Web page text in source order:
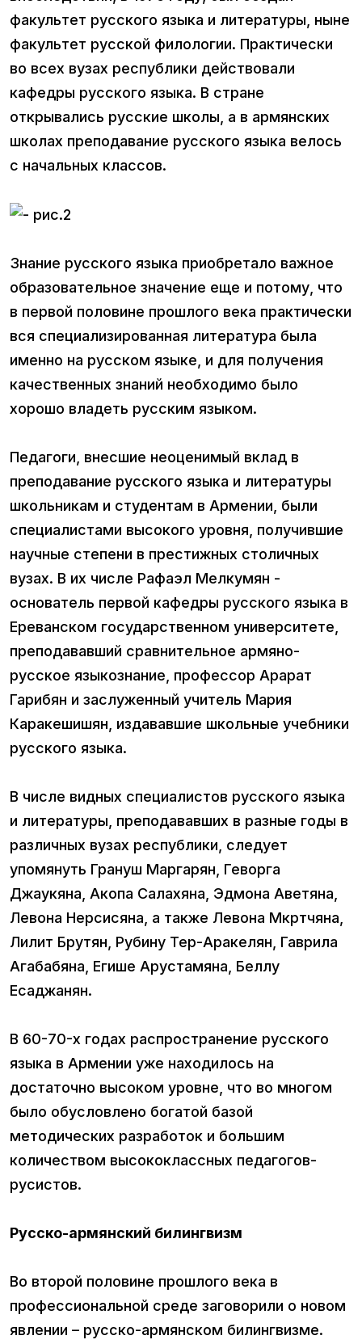
факультет русского языка и литературы, ныне
факультет русской филологии. Практически
во всех вузах республики действовали
кафедры русского языка. В стране
открывались русские школы, а в армянских
школах преподавание русского языка велось
с начальных классов.
Знание русского языка приобретало важное
образовательное значение еще и потому, что
в первой половине прошлого века практически
вся специализированная литература была
именно на русском языке, и для получения
качественных знаний необходимо было
хорошо владеть русским языком.
Педагоги, внесшие неоценимый вклад в
преподавание русского языка и литературы
школьникам и студентам в Армении, были
специалистами высокого уровня, получившие
научные степени в престижных столичных
вузах. В их числе Рафаэл Мелкумян -
основатель первой кафедры русского языка в
Ереванском государственном университете,
преподававший сравнительное армяно-
русское языкознание, профессор Арарат
Гарибян и заслуженный учитель Мария
Каракешишян, издававшие школьные учебники
русского языка.
В числе видных специалистов русского языка
и литературы, преподававших в разные годы в
различных вузах республики, следует
упомянуть Грануш Маргарян, Геворга
Джаукяна, Акопа Салахяна, Эдмона Аветяна,
Левона Нерсисяна, а также Левона Мкртчяна,
Лилит Брутян, Рубину Тер-Аракелян, Гаврила
Агабабяна, Егише Арустамяна, Беллу
Есаджанян.
В 60-70-х годах распространение русского
языка в Армении уже находилось на
достаточно высоком уровне, что во многом
было обусловлено богатой базой
методических разработок и большим
количеством высококлассных педагогов-
русистов.
Русско-армянский билингвизм
Во второй половине прошлого века в
профессиональной среде заговорили о новом
явлении – русско-армянском билингвизме.